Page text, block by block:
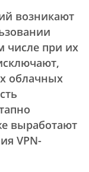
возникают
числе при их
облачных
выработают
VPN-